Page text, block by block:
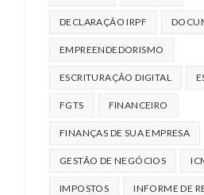
DECLARAÇÃO IRPF
EMPREENDEDORISMO
ESCRITURAÇÃO DIGITAL
FGTS FINANCEIRO
FINANÇAS DE SUA EMPRESA
GESTÃO DE NEGÓCIOS
IMPOSTOS INFORME DE